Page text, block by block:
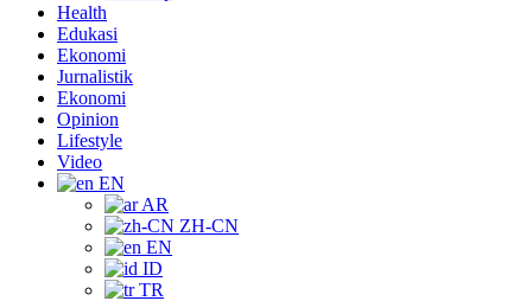
Health
Edukasi
Ekonomi
Jurnalistik
Ekonomi
Opinion
Lifestyle
Video
EN
AR
ZH-CN
EN
ID
TR